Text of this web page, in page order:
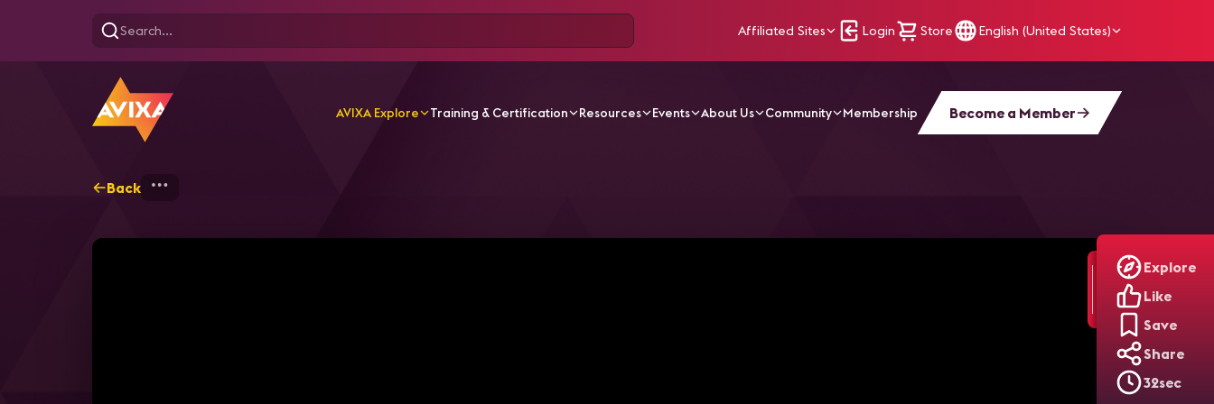
Affiliated Sites Login Store English (United States)
AVIXA Explore Training & Certification Resources Events About Us Community Membership Become a Member
Explore
Like
Save
Share
32sec
Back